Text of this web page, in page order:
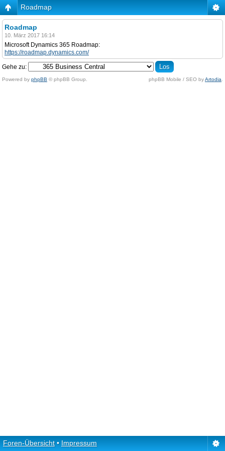
Roadmap
Roadmap
10. März 2017 16:14
Microsoft Dynamics 365 Roadmap:
https://roadmap.dynamics.com/
Gehe zu:
Powered by phpBB © phpBB Group. phpBB Mobile / SEO byArtodia
Foren-Übersicht• Impressum